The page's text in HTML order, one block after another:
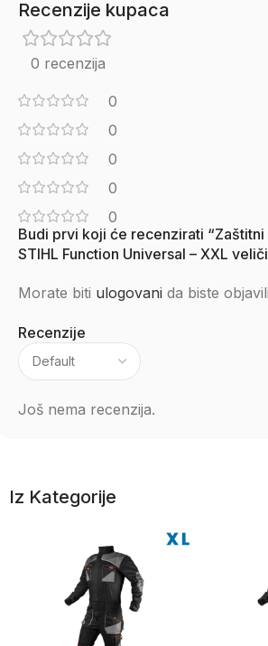
Recenzije kupaca
0 recenzija
0
0
0
0
0
Recenzije
Još nema recenzija.
Budi prvi koji će recenzirati
STIHL Function Universal – XXL
Morate biti ulogovani da biste
Iz Kategorije